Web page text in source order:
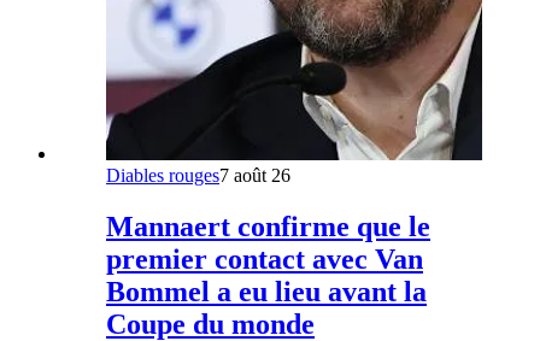
Diables rouges7 août 26
Mannaert confirme que le
premier contact avec Van
Bommel a eu lieu avant la
Coupe du monde